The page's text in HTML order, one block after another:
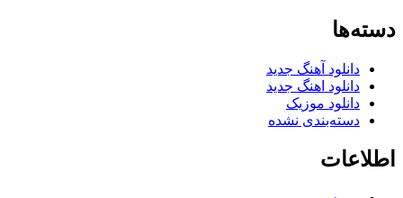
دسته‌ها
دانلود آهنگ جدید
دانلود اهنگ جدید
دانلود موزیک
دسته‌بندی نشده
اطلاعات